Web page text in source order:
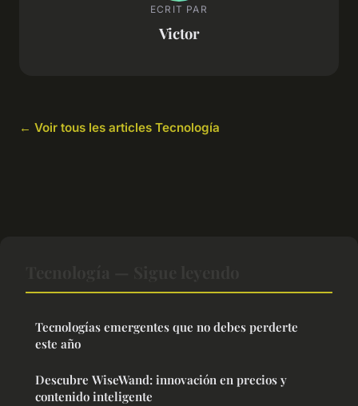
ECRIT PAR
Victor
← Voir tous les articles Tecnología
Tecnologías emergentes que no debes perderte
este año
Descubre WiseWand: innovación en precios y
contenido inteligente